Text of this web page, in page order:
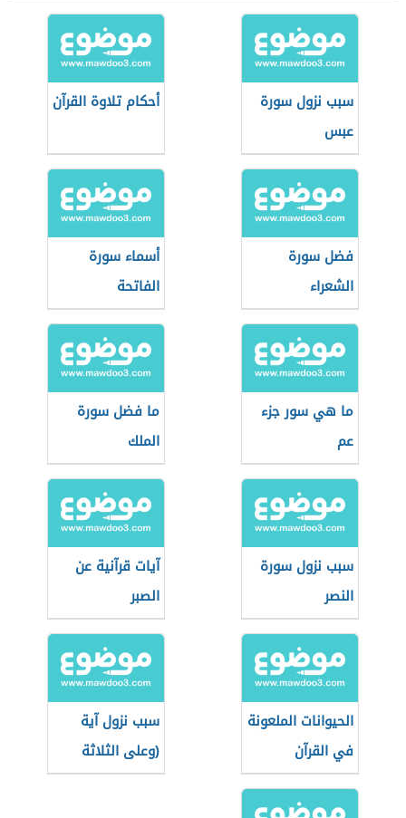
سبب نزول سورة
عبس
أحكام تلاوة القرآن
فضل سورة
الشعراء
أسماء سورة
الفاتحة
ما هي سور جزء
عم
ما فضل سورة
الملك
سبب نزول سورة
النصر
آيات قرآنية عن
الصبر
الحيوانات الملعونة
في القرآن
سبب نزول آية
(وعلى الثلاثة
الذين خلفوا)